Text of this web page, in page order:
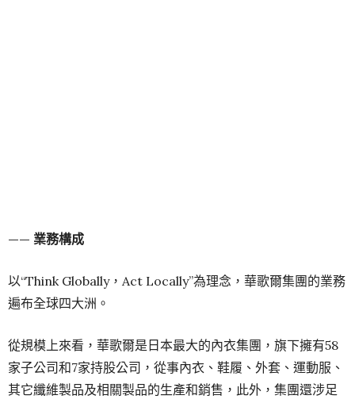
—— 業務構成
以“Think Globally，Act Locally”為理念，華歌爾集團的業務
遍布全球四大洲。
從規模上來看，華歌爾是日本最大的內衣集團，旗下擁有58
家子公司和7家持股公司，從事內衣、鞋履、外套、運動服、
其它纖維製品及相關製品的生產和銷售，此外，集團還涉足